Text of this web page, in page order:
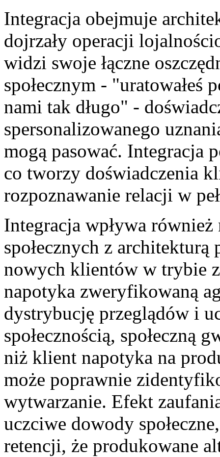
Integracja obejmuje
dojrzały operacji
widzi swoje łączne
społecznym -
nami tak długo" -
spersonalizowanego
mogą pasować. Integracja
co tworzy doświadczenia
rozpoznawanie relacji w
Integracja wpływa
społecznych z
nowych klientów w trybie
napotyka zweryfikowaną
dystrybucję przeglądów i
społecznością, społeczną
niż klient napotyka na
może poprawnie
wytwarzanie. Efekt
uczciwe dowody
retencji, że produkowane